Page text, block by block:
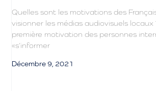
Quelles sont les motivations des
visionner les médias audiovisuels locaux
première motivation des personnes
«s’informer
Décembre 9, 2021